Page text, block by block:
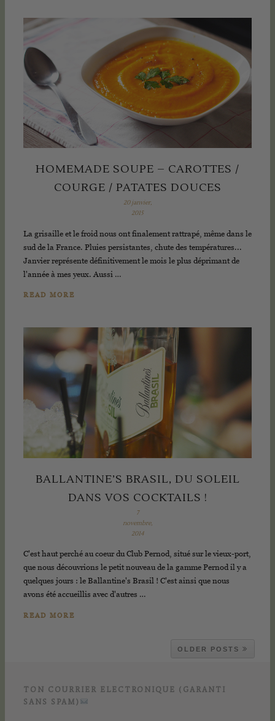
HOMEMADE SOUPE – CAROTTES /
COURGE / PATATES DOUCES
20 janvier,
2015
La grisaille et le froid nous ont finalement rattrapé, même dans le
sud de la France. Pluies persistantes, chute des températures...
Janvier représente définitivement le mois le plus déprimant de
l'année à mes yeux. Aussi …
READ MORE
BALLANTINE’S BRASIL, DU SOLEIL
DANS VOS COCKTAILS !
7
novembre,
2014
C'est haut perché au coeur du Club Pernod, situé sur le vieux-port,
que nous découvrions le petit nouveau de la gamme Pernod il y a
quelques jours : le Ballantine's Brasil ! C'est ainsi que nous
avons été accueillis avec d'autres …
READ MORE
OLDER POSTS
TON COURRIER ELECTRONIQUE (GARANTI
SANS SPAM)